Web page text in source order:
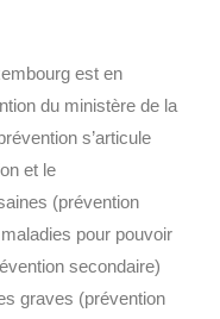
est en
du ministère de la
s’articule
et le
(prévention
pour pouvoir
secondaire)
graves (prévention